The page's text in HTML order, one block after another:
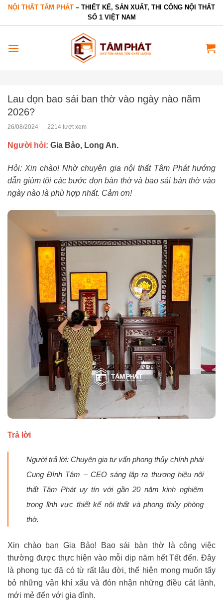
Bỏ
dung
NỘI THẤT TÂM PHÁT – THIẾT KẾ, SẢN XUẤT, THI CÔNG NỘI THẤT
SỐ 1 VIỆT NAM
Lau dọn bao sái ban thờ vào ngày nào năm
2026?
26/08/2024 2214 lượt xem
Người hỏi: Gia Bảo, Long An.
Hỏi: Xin chào! Nhờ chuyên gia nội thất Tâm Phát hướng
dẫn giùm tôi các bước dọn bàn thờ và bao sái bàn thờ vào
ngày nào là phù hợp nhất. Cảm ơn!
Trả lời
Người trả lời: Chuyên gia tư vấn phong thủy chính phái
Cung Đình Tâm – CEO sáng lập ra thương hiệu nội
thất Tâm Phát uy tín với gần 20 năm kinh nghiệm
trong lĩnh vực thiết kế nội thất và phong thủy phòng
thờ.
Xin chào bạn Gia Bảo! Bao sái bàn thờ là công việc
thường được thực hiện vào mỗi dịp năm hết Tết đến. Đây
là phong tục đã có từ rất lâu đời, thể hiện mong muốn tẩy
bỏ những vận khí xấu và đón nhận những điều cát lành,
mới mẻ đến với gia đình.